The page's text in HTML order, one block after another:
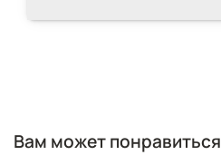
Вам может понравиться